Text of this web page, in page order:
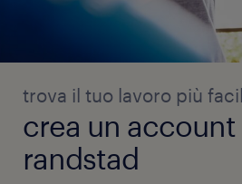
trova il tuo lavoro più
crea un account
randstad